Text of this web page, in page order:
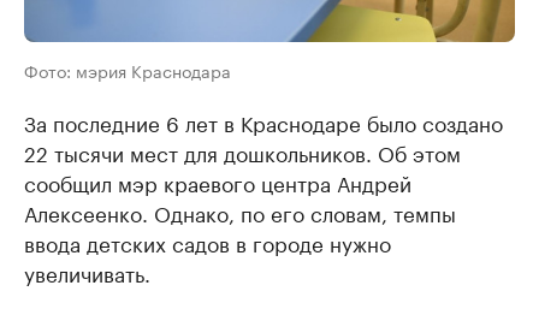
Фото: мэрия Краснодара
За последние 6 лет в Краснодаре было создано
22 тысячи мест для дошкольников. Об этом
сообщил мэр краевого центра Андрей
Алексеенко. Однако, по его словам, темпы
ввода детских садов в городе нужно
увеличивать.